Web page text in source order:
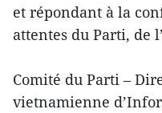
et répondant à la
attentes du Parti, de
Comité du Parti –
vietnamienne